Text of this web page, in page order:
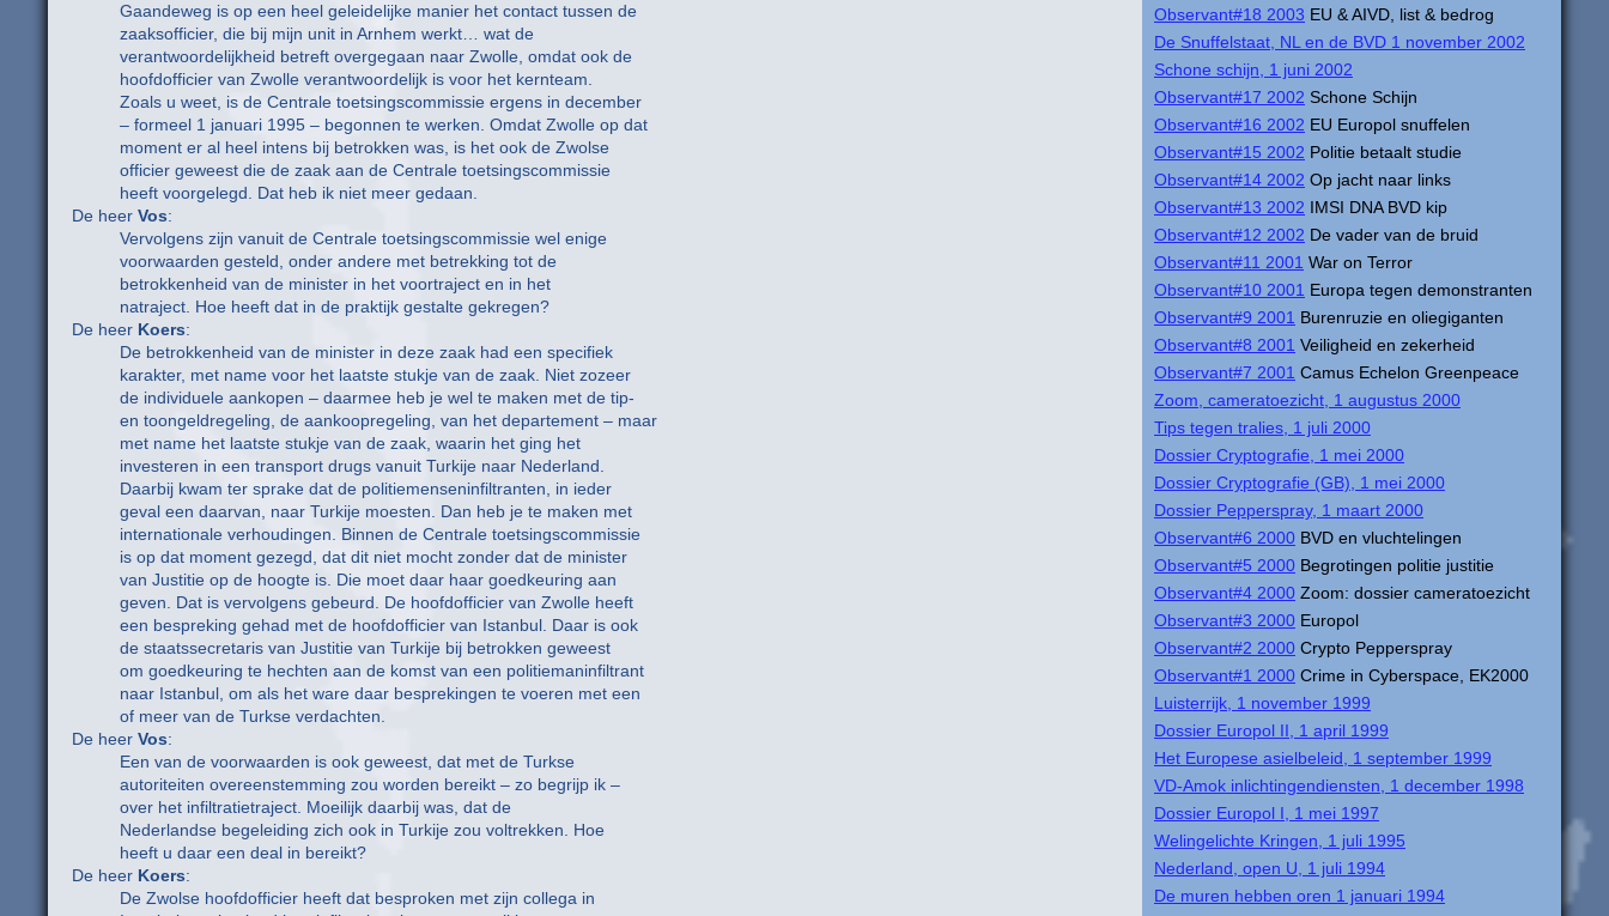
Observant#18 2003 EU & AIVD, list & bedrog
De Snuffelstaat, NL en de BVD 1 november 2002
Schone schijn, 1 juni 2002
Observant#17 2002 Schone Schijn
Observant#16 2002 EU Europol snuffelen
Observant#15 2002 Politie betaalt studie
Observant#14 2002 Op jacht naar links
Observant#13 2002 IMSI DNA BVD kip
Observant#12 2002 De vader van de bruid
Observant#11 2001 War on Terror
Observant#10 2001 Europa tegen demonstranten
Observant#9 2001 Burenruzie en oliegiganten
Observant#8 2001 Veiligheid en zekerheid
Observant#7 2001 Camus Echelon Greenpeace
Zoom, cameratoezicht, 1 augustus 2000
Tips tegen tralies, 1 juli 2000
Dossier Cryptografie, 1 mei 2000
Dossier Cryptografie (GB), 1 mei 2000
Dossier Pepperspray, 1 maart 2000
Observant#6 2000 BVD en vluchtelingen
Observant#5 2000 Begrotingen politie justitie
Observant#4 2000 Zoom: dossier cameratoezicht
Observant#3 2000 Europol
Observant#2 2000 Crypto Pepperspray
Observant#1 2000 Crime in Cyberspace, EK2000
Luisterrijk, 1 november 1999
Dossier Europol II, 1 april 1999
Het Europese asielbeleid, 1 september 1999
VD-Amok inlichtingendiensten, 1 december 1998
Dossier Europol I, 1 mei 1997
Welingelichte Kringen, 1 juli 1995
Nederland, open U, 1 juli 1994
De muren hebben oren 1 januari 1994
Gaandeweg is op een heel geleidelijke manier het contact tussen de
zaaksofficier, die bij mijn unit in Arnhem werkt… wat de
verantwoordelijkheid betreft overgegaan naar Zwolle, omdat ook de
hoofdofficier van Zwolle verantwoordelijk is voor het kernteam.
Zoals u weet, is de Centrale toetsingscommissie ergens in december
– formeel 1 januari 1995 – begonnen te werken. Omdat Zwolle op dat
moment er al heel intens bij betrokken was, is het ook de Zwolse
officier geweest die de zaak aan de Centrale toetsingscommissie
heeft voorgelegd. Dat heb ik niet meer gedaan.
De heer Vos:
Vervolgens zijn vanuit de Centrale toetsingscommissie wel enige
voorwaarden gesteld, onder andere met betrekking tot de
betrokkenheid van de minister in het voortraject en in het
natraject. Hoe heeft dat in de praktijk gestalte gekregen?
De heer Koers:
De betrokkenheid van de minister in deze zaak had een specifiek
karakter, met name voor het laatste stukje van de zaak. Niet zozeer
de individuele aankopen – daarmee heb je wel te maken met de tip-
en toongeldregeling, de aankoopregeling, van het departement – maar
met name het laatste stukje van de zaak, waarin het ging het
investeren in een transport drugs vanuit Turkije naar Nederland.
Daarbij kwam ter sprake dat de politiemenseninfiltranten, in ieder
geval een daarvan, naar Turkije moesten. Dan heb je te maken met
internationale verhoudingen. Binnen de Centrale toetsingscommissie
is op dat moment gezegd, dat dit niet mocht zonder dat de minister
van Justitie op de hoogte is. Die moet daar haar goedkeuring aan
geven. Dat is vervolgens gebeurd. De hoofdofficier van Zwolle heeft
een bespreking gehad met de hoofdofficier van Istanbul. Daar is ook
de staatssecretaris van Justitie van Turkije bij betrokken geweest
om goedkeuring te hechten aan de komst van een politiemaninfiltrant
naar Istanbul, om als het ware daar besprekingen te voeren met een
of meer van de Turkse verdachten.
De heer Vos:
Een van de voorwaarden is ook geweest, dat met de Turkse
autoriteiten overeenstemming zou worden bereikt – zo begrijp ik –
over het infiltratietraject. Moeilijk daarbij was, dat de
Nederlandse begeleiding zich ook in Turkije zou voltrekken. Hoe
heeft u daar een deal in bereikt?
De heer Koers:
De Zwolse hoofdofficier heeft dat besproken met zijn collega in